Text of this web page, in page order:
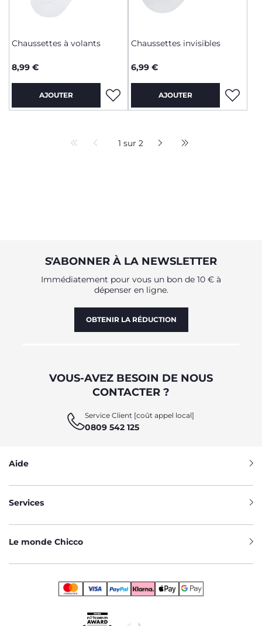
Chaussettes à volants
8,99 €
AJOUTER
Chaussettes invisibles
6,99 €
AJOUTER
1 sur 2
S'ABONNER À LA NEWSLETTER
Immédiatement pour vous un bon de 10 € à
dépenser en ligne.
OBTENIR LA RÉDUCTION
VOUS-AVEZ BESOIN DE NOUS
CONTACTER ?
Service Client [coût appel local]
0809 542 125
Aide
Services
Le monde Chicco